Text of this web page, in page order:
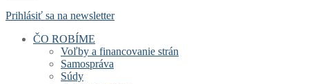
Prihlásiť sa na newsletter
ČO ROBÍME
Voľby a financovanie strán
Samospráva
Súdy